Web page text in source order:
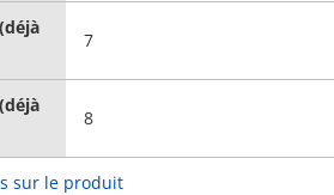
7
8
sur le produit